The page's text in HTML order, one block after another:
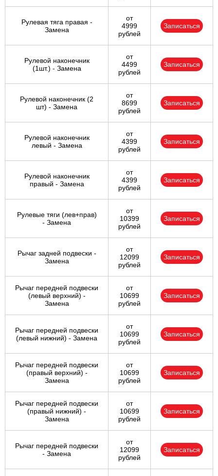
Рулевая тяга правая -
Замена
от
4999
рублей
Записаться
Рулевой наконечник
(1шт.) - Замена
от
4499
рублей
Записаться
Рулевой наконечник (2
шт) - Замена
от
8699
рублей
Записаться
Рулевой наконечник
левый - Замена
от
4399
рублей
Записаться
Рулевой наконечник
правый - Замена
от
4399
рублей
Записаться
Рулевые тяги (лев+прав)
- Замена
от
10399
рублей
Записаться
Рычаг задней подвески -
Замена
от
12099
рублей
Записаться
Рычаг передней подвески
(левый верхний) -
Замена
от
10699
рублей
Записаться
Рычаг передней подвески
(левый нижний) - Замена
от
10699
рублей
Записаться
Рычаг передней подвески
(правый верхний) -
Замена
от
10699
рублей
Записаться
Рычаг передней подвески
(правый нижний) -
Замена
от
10699
рублей
Записаться
Рычаг передней подвески
- Замена
от
12099
рублей
Записаться